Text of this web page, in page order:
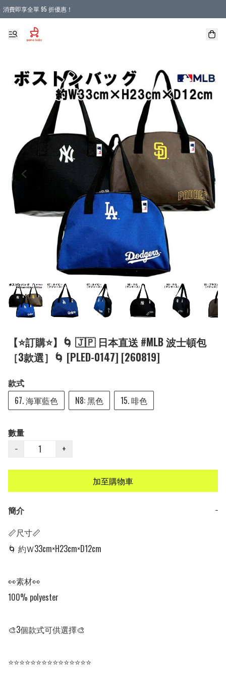
消費即享全單 95 折優惠！
購物滿 HKD 900.00即享免運費優惠！（適用於 本地送貨、本地取貨 )
【⭐訂購⭐】🌀 🇯🇵 日本直送 #MLB 波士頓包
［3款選］🌀 [PLED-0147] [260819]
款式
67. 海軍藍色
N8: 黑色 15. 啡色
數量
−
+
加至購物車
簡介
−
📏尺寸📏
🌀 約Ｗ33cm×H23cm×D12cm
👀素材👀
100% polyester
🎨3個款式可供選擇🎨
⭐⭐⭐⭐⭐⭐⭐⭐⭐⭐⭐⭐⭐⭐⭐